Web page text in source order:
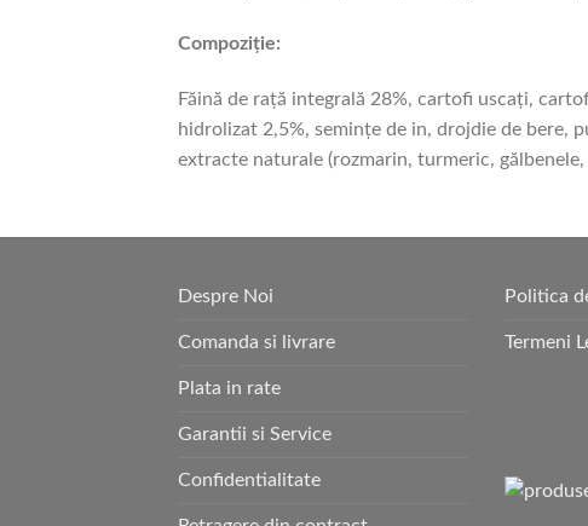
Compoziție:
Făină de rață integrală 28%, cartofi uscați,
hidrolizat 2,5%, semințe de in, drojdie de bere,
extracte naturale (rozmarin, turmeric,
Despre Noi
Comanda si livrare
Plata in rate
Garantii si Service
Confidentialitate
Politica
Termeni